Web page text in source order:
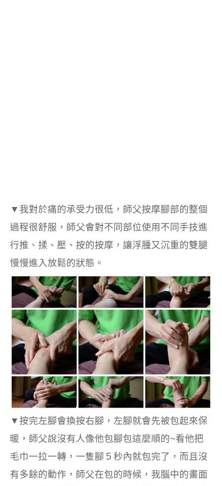
▼ 我對於痛的承受力很低，師父按摩腳部的整個
過程很舒服，師父會對不同部位使用不同手技進
行推、揉、壓、按的按摩，讓浮腫又沉重的雙腿
慢慢進入放鬆的狀態。
▼按完左腳會換按右腳，左腳就會先被包起來保
暖，師父說沒有人像他包腳包這麼順的~看他把
毛巾一拉一轉，一隻腳５秒內就包完了，而且沒
有多餘的動作，師父在包的時候，我腦中的畫面